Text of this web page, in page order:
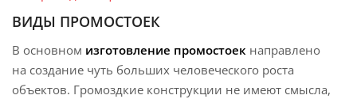
ВИДЫ ПРОМОСТОЕК
В основном изготовление промостоек направлено
на создание чуть больших человеческого роста
объектов. Громоздкие конструкции не имеют смысла,